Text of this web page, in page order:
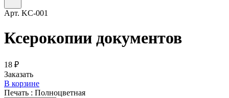
Арт. KC-001
Ксерокопии документов
18 ₽
Заказать
В корзине
Печать : Полноцветная